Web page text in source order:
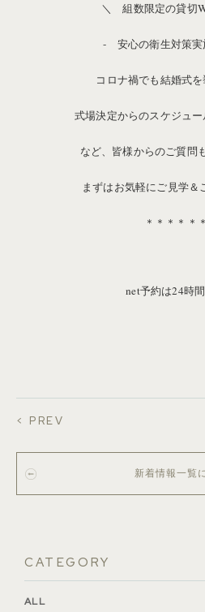
＼ 組数限定の貸切
- 安心の衛生対策
コロナ禍でも結婚式
式場決定からのスケジュ
など、皆様からのご質問
まずはお気軽にご見学＆
＊＊＊＊＊
net予約は24時
< PREV
新着情報一覧
CATEGORY
ALL